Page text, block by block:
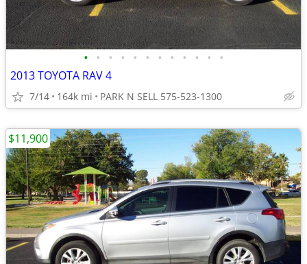
• • • • • • • • • • • •
2013 TOYOTA RAV 4
7/14 164k mi PARK N SELL 575-523-1300
$11,900